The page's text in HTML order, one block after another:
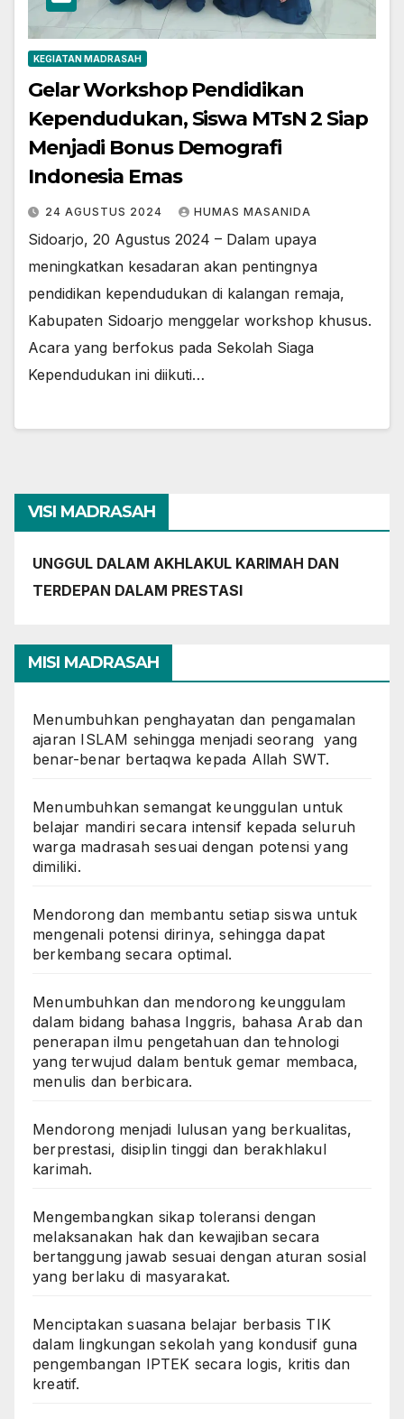
KEGIATAN MADRASAH
Gelar Workshop Pendidikan
Kependudukan, Siswa MTsN 2 Siap
Menjadi Bonus Demografi
Indonesia Emas
24 AGUSTUS 2024 HUMAS MASANIDA
Sidoarjo, 20 Agustus 2024 – Dalam upaya
meningkatkan kesadaran akan pentingnya
pendidikan kependudukan di kalangan remaja,
Kabupaten Sidoarjo menggelar workshop khusus.
Acara yang berfokus pada Sekolah Siaga
Kependudukan ini diikuti…
VISI MADRASAH
UNGGUL DALAM AKHLAKUL KARIMAH DAN
TERDEPAN DALAM PRESTASI
MISI MADRASAH
Menumbuhkan penghayatan dan pengamalan
ajaran ISLAM sehingga menjadi seorang yang
benar-benar bertaqwa kepada Allah SWT.
Menumbuhkan semangat keunggulan untuk
belajar mandiri secara intensif kepada seluruh
warga madrasah sesuai dengan potensi yang
dimiliki.
Mendorong dan membantu setiap siswa untuk
mengenali potensi dirinya, sehingga dapat
berkembang secara optimal.
Menumbuhkan dan mendorong keunggulam
dalam bidang bahasa Inggris, bahasa Arab dan
penerapan ilmu pengetahuan dan tehnologi
yang terwujud dalam bentuk gemar membaca,
menulis dan berbicara.
Mendorong menjadi lulusan yang berkualitas,
berprestasi, disiplin tinggi dan berakhlakul
karimah.
Mengembangkan sikap toleransi dengan
melaksanakan hak dan kewajiban secara
bertanggung jawab sesuai dengan aturan sosial
yang berlaku di masyarakat.
Menciptakan suasana belajar berbasis TIK
dalam lingkungan sekolah yang kondusif guna
pengembangan IPTEK secara logis, kritis dan
kreatif.